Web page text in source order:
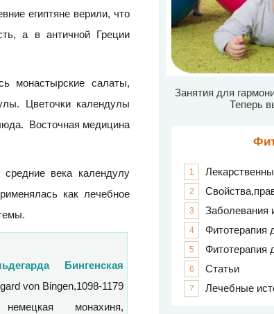
египтяне верили, что
а в античной Греции
монастырские салаты,
Цветочки календулы
Восточная медицина
века календулу
как лечебное
Бингенская
von Bingen,1098-1179
монахиня,
Занятия для
Теперь
1
2
3 Заболевания
4 Фитотерапия
5 Фитотерапия
6 Статьи
7 Лечебные